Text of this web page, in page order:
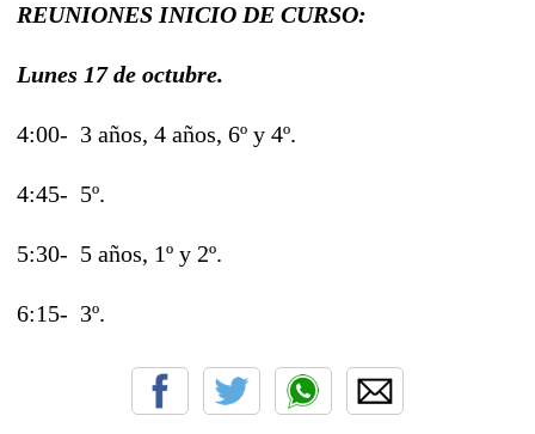
REUNIONES INICIO DE CURSO:
Lunes 17 de octubre.
4:00- 3 años, 4 años, 6º y 4º.
4:45- 5º.
5:30- 5 años, 1º y 2º.
6:15- 3º.